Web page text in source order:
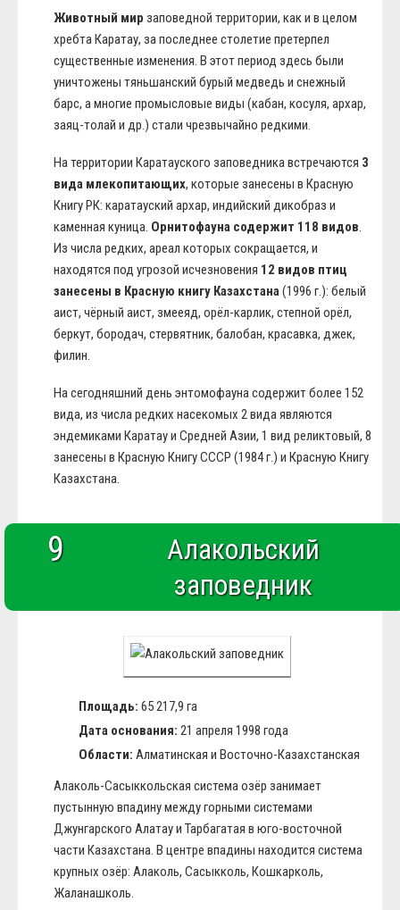
Животный мир заповедной территории, как и в целом
хребта Каратау, за последнее столетие претерпел
существенные изменения. В этот период здесь были
уничтожены тяньшанский бурый медведь и снежный
барс, а многие промысловые виды (кабан, косуля, архар,
заяц-толай и др.) стали чрезвычайно редкими.
На территории Каратауского заповедника встречаются 3
вида млекопитающих, которые занесены в Красную
Книгу РК: каратауский архар, индийский дикобраз и
каменная куница. Орнитофауна содержит 118 видов.
Из числа редких, ареал которых сокращается, и
находятся под угрозой исчезновения 12 видов птиц
занесены в Красную книгу Казахстана(1996 г.): белый
аист, чёрный аист, змееяд, орёл-карлик, степной орёл,
беркут, бородач, стервятник, балобан, красавка, джек,
филин.
На сегодняшний день энтомофауна содержит более 152
вида, из числа редких насекомых 2 вида являются
эндемиками Каратау и Средней Азии, 1 вид реликтовый, 8
занесены в Красную Книгу СССР (1984 г.) и Красную Книгу
Казахстана.
9
Алакольский
заповедник
Площадь: 65 217,9 га
Дата основания: 21 апреля 1998 года
Области: Алматинская и Восточно-Казахстанская
Алаколь-Сасыккольская система озёр занимает
пустынную впадину между горными системами
Джунгарского Алатау и Тарбагатая в юго-восточной
части Казахстана. В центре впадины находится система
крупных озёр: Алаколь, Сасыкколь, Кошкарколь,
Жаланашколь.